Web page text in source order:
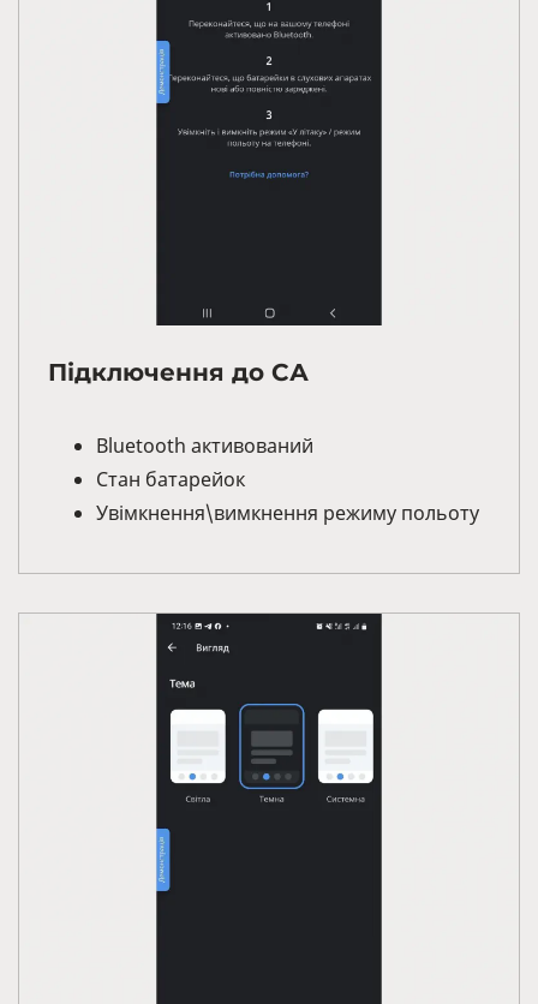
Підключення до СА
Bluetooth активований
Стан батарейок
Увімкнення\вимкнення режиму польоту